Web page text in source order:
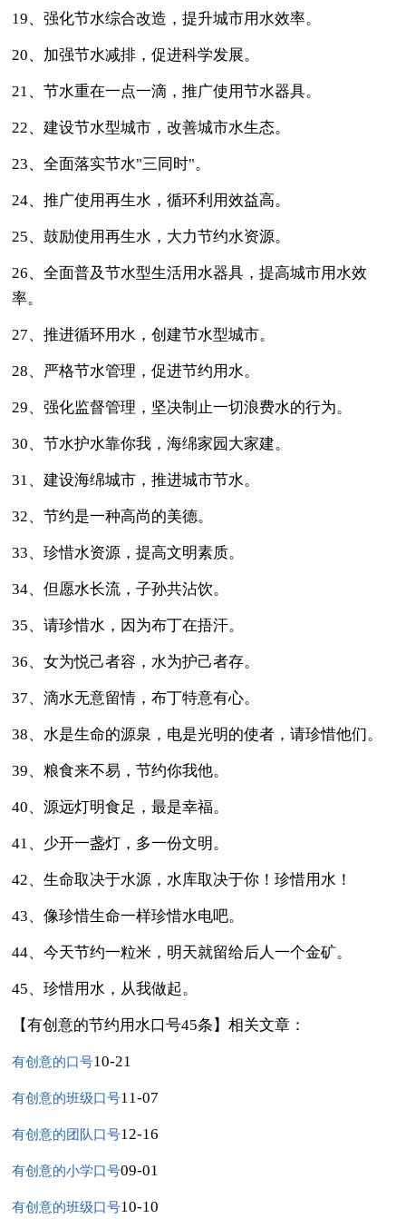
19、强化节水综合改造，提升城市用水效率。
20、加强节水减排，促进科学发展。
21、节水重在一点一滴，推广使用节水器具。
22、建设节水型城市，改善城市水生态。
23、全面落实节水"三同时"。
24、推广使用再生水，循环利用效益高。
25、鼓励使用再生水，大力节约水资源。
26、全面普及节水型生活用水器具，提高城市用水效
率。
27、推进循环用水，创建节水型城市。
28、严格节水管理，促进节约用水。
29、强化监督管理，坚决制止一切浪费水的行为。
30、节水护水靠你我，海绵家园大家建。
31、建设海绵城市，推进城市节水。
32、节约是一种高尚的美德。
33、珍惜水资源，提高文明素质。
34、但愿水长流，子孙共沾饮。
35、请珍惜水，因为布丁在捂汗。
36、女为悦己者容，水为护己者存。
37、滴水无意留情，布丁特意有心。
38、水是生命的源泉，电是光明的使者，请珍惜他们。
39、粮食来不易，节约你我他。
40、源远灯明食足，最是幸福。
41、少开一盏灯，多一份文明。
42、生命取决于水源，水库取决于你！珍惜用水！
43、像珍惜生命一样珍惜水电吧。
44、今天节约一粒米，明天就留给后人一个金矿。
45、珍惜用水，从我做起。
【有创意的节约用水口号45条】相关文章：
有创意的口号10-21
有创意的班级口号11-07
有创意的团队口号12-16
有创意的小学口号09-01
有创意的班级口号10-10